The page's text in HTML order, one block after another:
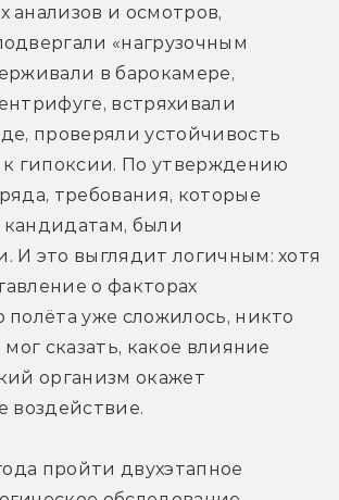
анализов и осмотров,
«нагрузочным
в барокамере,
встряхивали
проверяли устойчивость
к гипоксии. По утверждению
требования, которые
были
И это выглядит логичным: хотя
о факторах
полёта уже сложилось, никто
мог сказать, какое влияние
организм окажет
воздействие.
пройти двухэтапное